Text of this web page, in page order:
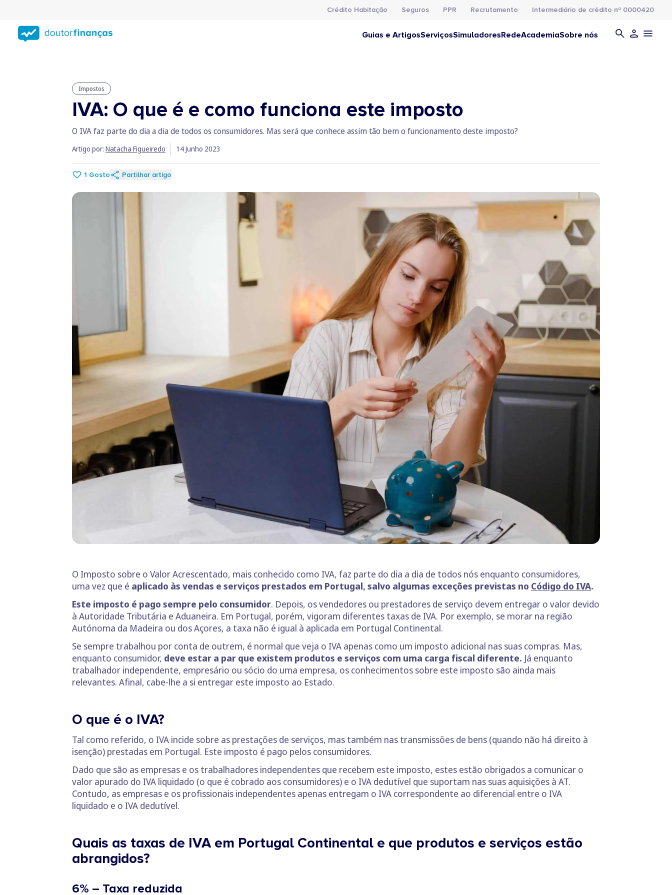
conteúdo
principal
Crédito Habitação Seguros PPR Recrutamento Intermediário de crédito nº 0000420
Guias e ArtigosServiçosSimuladoresRedeAcademiaSobre nós
Impostos
IVA: O que é e como funciona este imposto
O IVA faz parte do dia a dia de todos os consumidores. Mas será que conhece assim tão bem o funcionamento deste imposto?
Artigo por: Natacha Figueiredo 14 Junho 2023
1 Gosto Partilhar artigo
O Imposto sobre o Valor Acrescentado, mais conhecido como IVA, faz parte do dia a dia de todos nós enquanto consumidores,
uma vez que é aplicado às vendas e serviços prestados em Portugal, salvo algumas exceções previstas no Código do IVA.
Este imposto é pago sempre pelo consumidor. Depois, os vendedores ou prestadores de serviço devem entregar o valor devido
à Autoridade Tributária e Aduaneira. Em Portugal, porém, vigoram diferentes taxas de IVA. Por exemplo, se morar na região
Autónoma da Madeira ou dos Açores, a taxa não é igual à aplicada em Portugal Continental.
Se sempre trabalhou por conta de outrem, é normal que veja o IVA apenas como um imposto adicional nas suas compras. Mas,
enquanto consumidor, deve estar a par que existem produtos e serviços com uma carga fiscal diferente. Já enquanto
trabalhador independente, empresário ou sócio do uma empresa, os conhecimentos sobre este imposto são ainda mais
relevantes. Afinal, cabe-lhe a si entregar este imposto ao Estado.
O que é o IVA?
Tal como referido, o IVA incide sobre as prestações de serviços, mas também nas transmissões de bens (quando não há direito à
isenção) prestadas em Portugal. Este imposto é pago pelos consumidores.
Dado que são as empresas e os trabalhadores independentes que recebem este imposto, estes estão obrigados a comunicar o
valor apurado do IVA liquidado (o que é cobrado aos consumidores) e o IVA dedutível que suportam nas suas aquisições à AT.
Contudo, as empresas e os profissionais independentes apenas entregam o IVA correspondente ao diferencial entre o IVA
liquidado e o IVA dedutível.
Quais as taxas de IVA em Portugal Continental e que produtos e serviços estão
abrangidos?
6% – Taxa reduzida